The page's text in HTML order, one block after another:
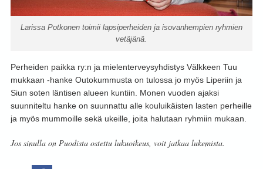
Larissa Potkonen toimii lapsiperheiden ja isovanhempien ryhmien
vetäjänä.
Perheiden paikka ry:n ja mielenterveysyhdistys Välkkeen Tuu
mukkaan -hanke Outokummusta on tulossa jo myös Liperiin ja
Siun soten läntisen alueen kuntiin. Monen vuoden ajaksi
suunniteltu hanke on suunnattu alle kouluikäisten lasten perheille
ja myös mummoille sekä ukeille, joita halutaan ryhmiin mukaan.
Jos sinulla on Puodista ostettu lukuoikeus, voit jatkaa lukemista.